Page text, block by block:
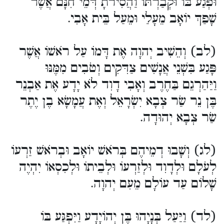
שָׁפַךְ יוֹאָב מֵעָלַי וּמֵעַל בֵּית אָבִי.
(לב) וְהֵשִׁיב יְהוָה אֶת דָּמוֹ עַל רֹאשׁוֹ אֲשֶׁר
פָּגַע בִּשְׁנֵי אֲנָשִׁים צַדִּקִים וְטֹבִים מִמֶּנּוּ
וַיַּהַרְגֵם בַּחֶרֶב וְאָבִי דָוִד לֹא יָדָע אֶת אַבְנֵר
בֶּן נֵר שַׂר צְבָא יִשְׂרָאֵל וְאֶת עֲמָשָׂא בֶן יֶתֶר
שַׂר צְבָא יְהוּדָה.
(לג) וְשָׁבוּ דְמֵיהֶם בְּרֹאשׁ יוֹאָב וּבְרֹאשׁ זַרְעוֹ
לְעֹלָם וּלְדָוִד וּלְזַרְעוֹ וּלְבֵיתוֹ וּלְכִסְאוֹ יִהְיֶה
שָׁלוֹם עַד עוֹלָם מֵעִם יְהוָה.
(לד) וַיַּעַל בְּנָיָהוּ בֶּן יְהוֹיָדָע וַיִּפְגַּע בּוֹ